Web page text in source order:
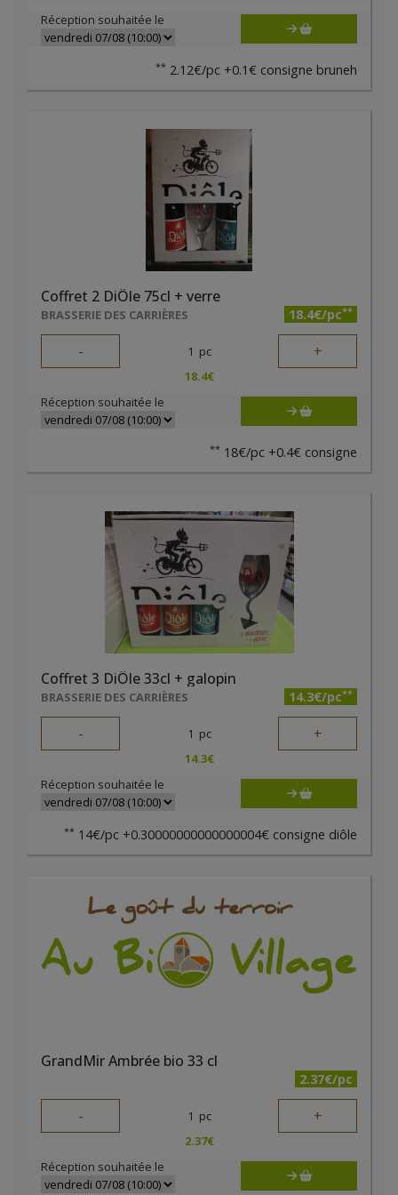
Réception souhaitée le
** 2.12€/pc +0.1€ consigne bruneh
Coffret 2 DiÔle 75cl + verre
BRASSERIE DES CARRIÈRES 18.4€/pc**
- 1 pc +
18.4€
Réception souhaitée le
** 18€/pc +0.4€ consigne
Coffret 3 DiÔle 33cl + galopin
BRASSERIE DES CARRIÈRES 14.3€/pc**
- 1 pc +
14.3€
Réception souhaitée le
** 14€/pc +0.30000000000000004€ consigne diôle
GrandMir Ambrée bio 33 cl
2.37€/pc
- 1 pc +
2.37€
Réception souhaitée le